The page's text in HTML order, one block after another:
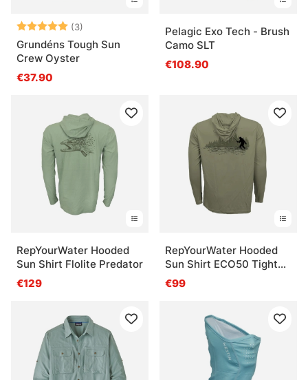
Bewertung:(3)
5.0 von 5 Sternen
Grundéns Tough Sun
Crew Oyster
€37.90
Pelagic Exo Tech - Brush
Camo SLT
€108.90
RepYourWater Hooded
Sun Shirt Flolite Predator
€129
RepYourWater Hooded
Sun Shirt ECO50 Tight
Loops Squatch
€99